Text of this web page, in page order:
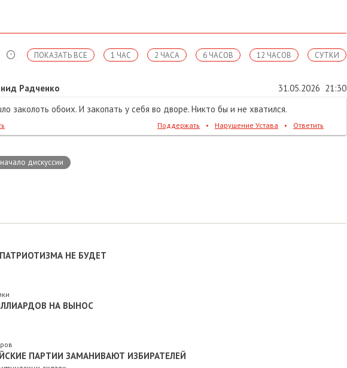
СУТКИ
12 ЧАСОВ
6 ЧАСОВ
2 ЧАСА
1 ЧАС
ПОКАЗАТЬ ВСЕ
Радченко 31.05.2026 21:30
заколоть обоих. И закопать у себя во дворе. Никто бы и не хватился.
Поддержать • Нарушение Устава • Ответить
дискуссии
НЕ БУДЕТ
НА ВЫНОС
ПАРТИИ ЗАМАНИВАЮТ ИЗБИРАТЕЛЕЙ